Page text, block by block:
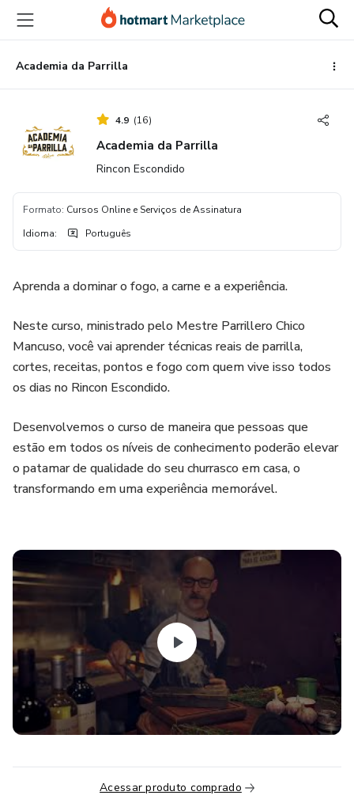
para
conteúdo
principal
para
pagamento
para
rodapé
Academia da Parrilla
4.9 (16)
Academia da Parrilla
Rincon Escondido
Formato: Cursos Online e Serviços de Assinatura
Idioma: Português
Aprenda a dominar o fogo, a carne e a experiência.
Neste curso, ministrado pelo Mestre Parrillero Chico
Mancuso, você vai aprender técnicas reais de parrilla,
cortes, receitas, pontos e fogo com quem vive isso todos
os dias no Rincon Escondido.
Desenvolvemos o curso de maneira que pessoas que
estão em todos os níveis de conhecimento poderão elevar
o patamar de qualidade do seu churrasco em casa, o
transformando em uma experiência memorável.
Acessar produto comprado